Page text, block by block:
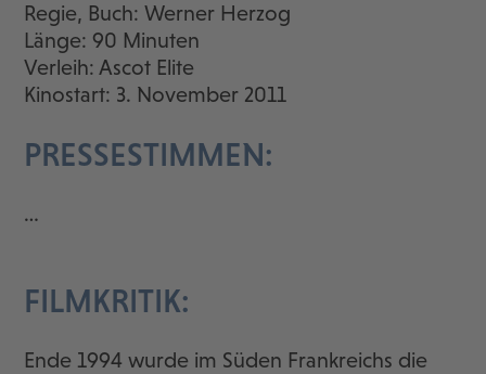
Regie, Buch: Werner Herzog
Länge: 90 Minuten
Verleih: Ascot Elite
Kinostart: 3. November 2011
PRESSESTIMMEN:
…
FILMKRITIK:
Ende 1994 wurde im Süden Frankreichs die